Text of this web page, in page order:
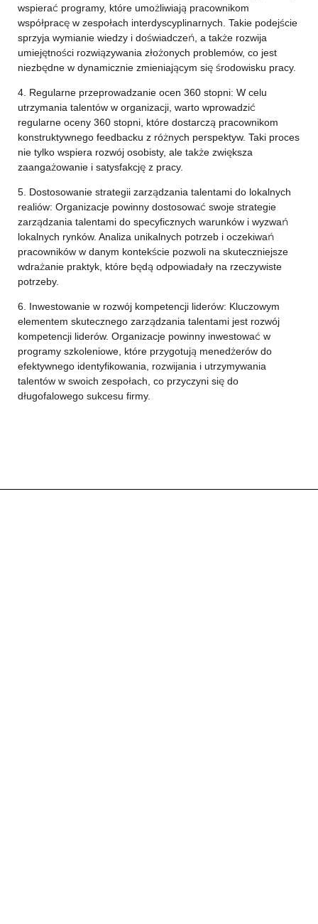
wspierać programy, które umożliwiają pracownikom
współpracę w zespołach interdyscyplinarnych. Takie podejście
sprzyja wymianie wiedzy i doświadczeń, a także rozwija
umiejętności rozwiązywania złożonych problemów, co jest
niezbędne w dynamicznie zmieniającym się środowisku pracy.
4. Regularne przeprowadzanie ocen 360 stopni: W celu
utrzymania talentów w organizacji, warto wprowadzić
regularne oceny 360 stopni, które dostarczą pracownikom
konstruktywnego feedbacku z różnych perspektyw. Taki proces
nie tylko wspiera rozwój osobisty, ale także zwiększa
zaangażowanie i satysfakcję z pracy.
5. Dostosowanie strategii zarządzania talentami do lokalnych
realiów: Organizacje powinny dostosować swoje strategie
zarządzania talentami do specyficznych warunków i wyzwań
lokalnych rynków. Analiza unikalnych potrzeb i oczekiwań
pracowników w danym kontekście pozwoli na skuteczniejsze
wdrażanie praktyk, które będą odpowiadały na rzeczywiste
potrzeby.
6. Inwestowanie w rozwój kompetencji liderów: Kluczowym
elementem skutecznego zarządzania talentami jest rozwój
kompetencji liderów. Organizacje powinny inwestować w
programy szkoleniowe, które przygotują menedżerów do
efektywnego identyfikowania, rozwijania i utrzymywania
talentów w swoich zespołach, co przyczyni się do
długofalowego sukcesu firmy.